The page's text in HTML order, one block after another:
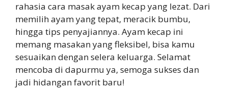
rahasia cara masak ayam kecap yang lezat. Dari
memilih ayam yang tepat, meracik bumbu,
hingga tips penyajiannya. Ayam kecap ini
memang masakan yang fleksibel, bisa kamu
sesuaikan dengan selera keluarga. Selamat
mencoba di dapurmu ya, semoga sukses dan
jadi hidangan favorit baru!